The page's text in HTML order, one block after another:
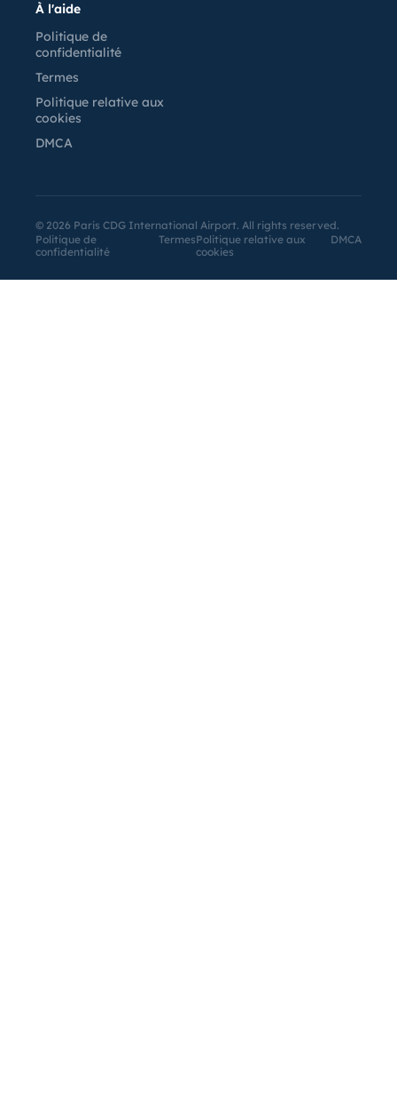
À l'aide
Politique de
confidentialité
Termes
Politique relative aux
cookies
DMCA
© 2026 Paris CDG International Airport. All rights reserved.
Politique de
confidentialité
TermesPolitique relative aux
cookies
DMCA